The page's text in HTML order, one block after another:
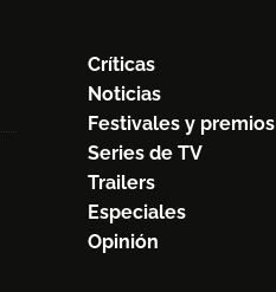
Críticas
Noticias
Festivales y premios
Series de TV
Trailers
Especiales
Opinión